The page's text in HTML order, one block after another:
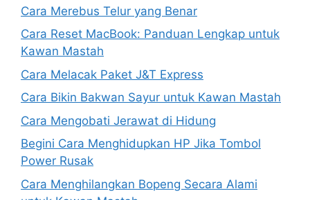
Cara Merebus Telur yang Benar
Cara Reset MacBook: Panduan Lengkap untuk
Kawan Mastah
Cara Melacak Paket J&T Express
Cara Bikin Bakwan Sayur untuk Kawan Mastah
Cara Mengobati Jerawat di Hidung
Begini Cara Menghidupkan HP Jika Tombol
Power Rusak
Cara Menghilangkan Bopeng Secara Alami